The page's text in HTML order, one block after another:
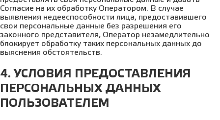
Согласие на их обработку Оператором. В случае
выявления недееспособности лица, предоставившего
свои персональные данные без разрешения его
законного представителя, Оператор незамедлительно
блокирует обработку таких персональных данных до
выяснения обстоятельств.
4. УСЛОВИЯ ПРЕДОСТАВЛЕНИЯ
ПЕРСОНАЛЬНЫХ ДАННЫХ
ПОЛЬЗОВАТЕЛЕМ